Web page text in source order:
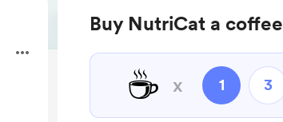
Buy NutriCat a coffee
☕ x 1 3